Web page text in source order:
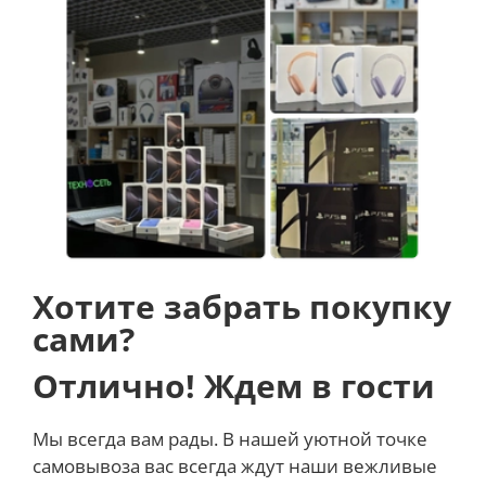
Покрытие чайника Deerma насыщенного серого
цвета создает его уникальный образ, сочетающий в
себе практичность и красоту. Благодаря ему чайник
и в руке приятно лежит, и глаз радует. Он прекрасно
впишется в атмосферу дома или офиса и станет той
яркой деталью, которая обязательно привлечет к
себе внимание.
Хотите забрать покупку
сами?
Отлично! Ждем в гости
Мы всегда вам рады. В нашей уютной точке
самовывоза вас всегда ждут наши вежливые